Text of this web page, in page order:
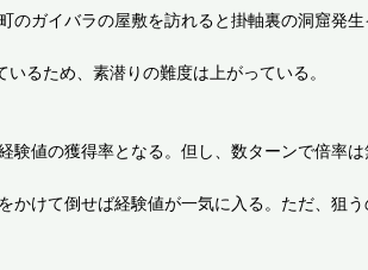
ガイバラの屋敷を訪れると掛軸裏の洞窟発
るため、素潜りの難度は上がっている。
値の獲得率となる。但し、数ターンで倍率
けて倒せば経験値が一気に入る。ただ、狙う